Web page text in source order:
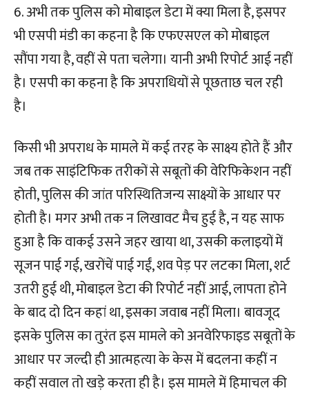
6. अभी तक पुलिस को मोबाइल डेटा में क्या मिला है, इसपर
भी एसपी मंडी का कहना है कि एफएसएल को मोबाइल
सौंपा गया है, वहीं से पता चलेगा। यानी अभी रिपोर्ट आई नहीं
है। एसपी का कहना है कि अपराधियों से पूछताछ चल रही
है।
किसी भी अपराध के मामले में कई तरह के साक्ष्य होते हैं और
जब तक साइंटिफिक तरीकों से सबूतों की वेरिफिकेशन नहीं
होती, पुलिस की जांत परिस्थितिजन्य साक्ष्यों के आधार पर
होती है। मगर अभी तक न लिखावट मैच हुई है, न यह साफ
हुआ है कि वाकई उसने जहर खाया था, उसकी कलाइयों में
सूजन पाई गई, खरोंचें पाई गईं, शव पेड़ पर लटका मिला, शर्ट
उतरी हुई थी, मोबाइल डेटा की रिपोर्ट नहीं आई, लापता होने
के बाद दो दिन कहां था, इसका जवाब नहीं मिला। बावजूद
इसके पुलिस का तुरंत इस मामले को अनवेरिफाइड सबूतों के
आधार पर जल्दी ही आत्महत्या के केस में बदलना कहीं न
कहीं सवाल तो खड़े करता ही है। इस मामले में हिमाचल की